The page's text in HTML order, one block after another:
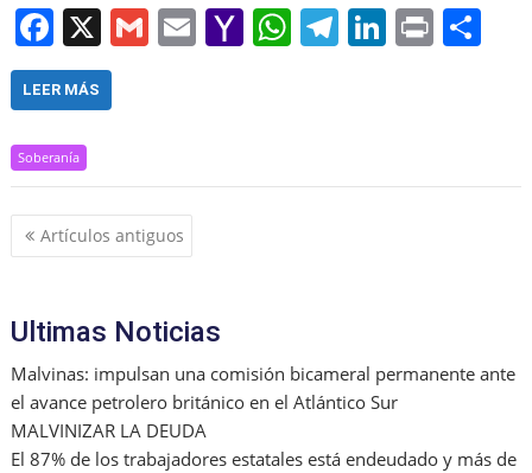
F
a
c
e
b
o
o
X G E Y
o
W
A
T
a
Li
dI
Pr
LEER MÁS
Soberanía
Navegación
de
Artículos antiguos
Ultimas Noticias
Malvinas: impulsan una comisión bicameral permanente ante
el avance petrolero británico en el Atlántico Sur
MALVINIZAR LA DEUDA
El 87% de los trabajadores estatales está endeudado y más de